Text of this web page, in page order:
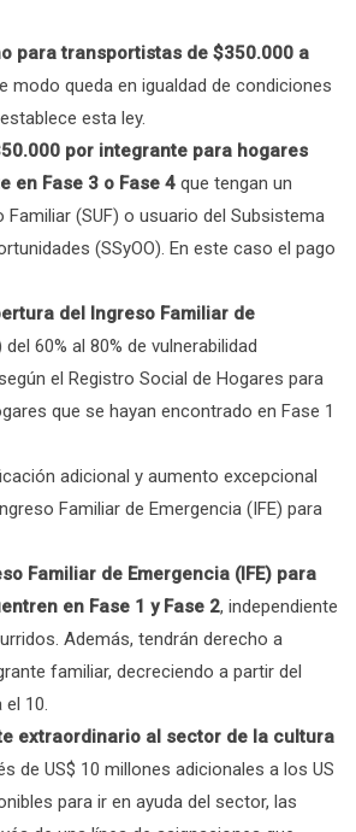
para transportistas de $350.000 a
modo queda en igualdad de condiciones
esta ley.
por integrante para hogares
en Fase 3 o Fase 4 que tengan un
Familiar (SUF) o usuario del Subsistema
(SSyOO). En este caso el pago
del Ingreso Familiar de
del 60% al 80% de vulnerabilidad
el Registro Social de Hogares para
que se hayan encontrado en Fase 1
adicional y aumento excepcional
Familiar de Emergencia (IFE) para
Familiar de Emergencia (IFE) para
en Fase 1 y Fase 2, independiente
Además, tendrán derecho a
familiar, decreciendo a partir del
10.
extraordinario al sector de la cultura
de US$ 10 millones adicionales a los US
para ir en ayuda del sector, las